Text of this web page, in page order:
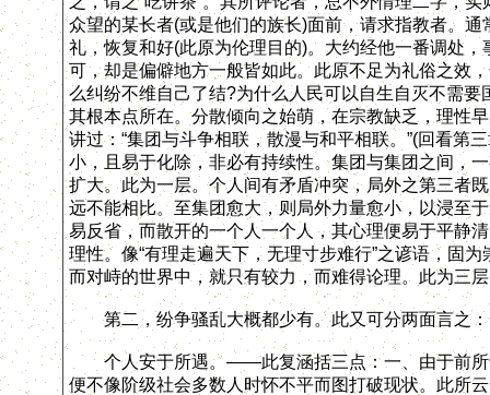
众望的某长者(或是他们的族长)面前，请求指教者。
礼，恢复和好(此原为伦理目的)。大约经他一番调处
可，却是偏僻地方一般皆如此。此原不足为礼俗之效
么纠纷不维自己了结?为什么人民可以自生自灭不需
其根本点所在。分散倾向之始萌，在宗教缺乏，理性
讲过：“集团与斗争相联，散漫与和平相联。”(回看第
小，且易于化除，非必有持续性。集团与集团之间，
扩大。此为一层。个人间有矛盾冲突，局外之第三者
远不能相比。至集团愈大，则局外力量愈小，以浸至
易反省，而散开的一个人一个人，其心理便易于平静
理性。像“有理走遍天下，无理寸步难行”之谚语，固
而对峙的世界中，就只有较力，而难得论理。此为三
第二，纷争骚乱大概都少有。此又可分两面言之
个人安于所遇。——此复涵括三点：一、由于前所
便不像阶级社会多数人时怀不平而图打破现状。此所